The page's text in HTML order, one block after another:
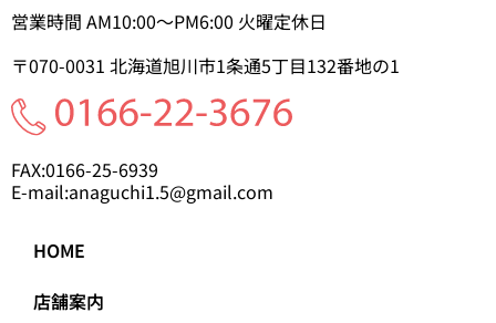
営業時間 AM10:00～PM6:00 火曜定休日
〒070-0031 北海道旭川市1条通5丁目132番地の1
FAX:0166-25-6939
E-mail:anaguchi1.5@gmail.com
HOME
店舗案内